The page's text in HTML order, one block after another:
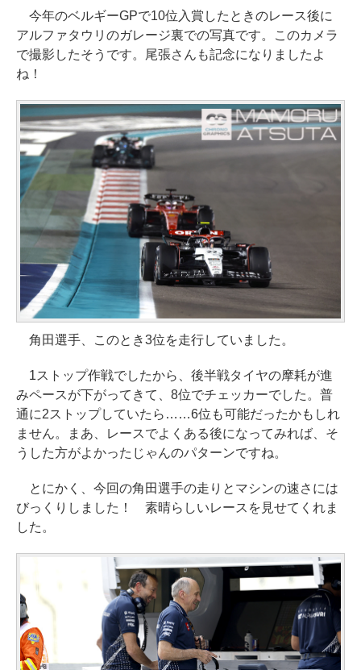
今年のベルギーGPで10位入賞したときのレース後に
アルファタウリのガレージ裏での写真です。このカメラ
で撮影したそうです。尾張さんも記念になりましたよ
ね！
角田選手、このとき3位を走行していました。
1ストップ作戦でしたから、後半戦タイヤの摩耗が進
みペースが下がってきて、8位でチェッカーでした。普
通に2ストップしていたら……6位も可能だったかもしれ
ません。まあ、レースでよくある後になってみれば、そ
うした方がよかったじゃんのパターンですね。
とにかく、今回の角田選手の走りとマシンの速さには
びっくりしました！ 素晴らしいレースを見せてくれま
した。